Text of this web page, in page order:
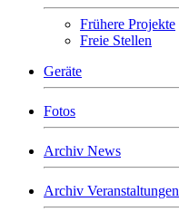
Frühere Projekte
Freie Stellen
Geräte
Fotos
Archiv News
Archiv Veranstaltungen